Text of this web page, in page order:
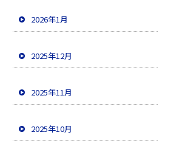
2026年1月
2025年12月
2025年11月
2025年10月